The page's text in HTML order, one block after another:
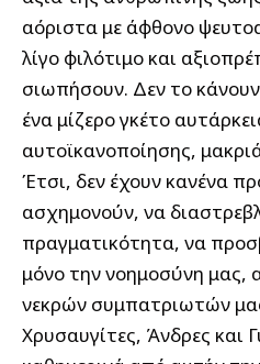
αόριστα με άφθονο
λίγο φιλότιμο και
σιωπήσουν. Δεν το
ένα μίζερο γκέτο
αυτοϊκανοποίησης, μακριά
Έτσι, δεν έχουν κανένα
ασχημονούν, να
πραγματικότητα, να
μόνο την νοημοσύνη μας,
νεκρών συμπατριωτών
Χρυσαυγίτες, Άνδρες και